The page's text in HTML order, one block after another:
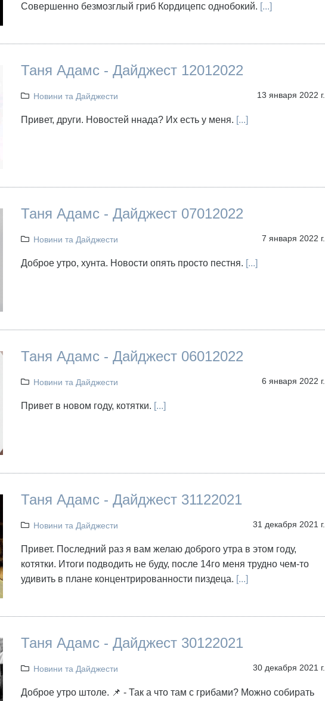
Совершенно безмозглый гриб Кордицепс однобокий. [...]
Таня Адамс - Дайджест 12012022
Новини та Дайджести 13 января 2022 г.
Привет, други. Новостей ннада? Их есть у меня. [...]
Таня Адамс - Дайджест 07012022
Новини та Дайджести 7 января 2022 г.
Доброе утро, хунта. Новости опять просто пестня. [...]
Таня Адамс - Дайджест 06012022
Новини та Дайджести 6 января 2022 г.
Привет в новом году, котятки. [...]
Таня Адамс - Дайджест 31122021
Новини та Дайджести 31 декабря 2021 г.
Привет. Последний раз я вам желаю доброго утра в этом году,
котятки. Итоги подводить не буду, после 14го меня трудно чем-то
удивить в плане концентрированности пиздеца. [...]
Таня Адамс - Дайджест 30122021
Новини та Дайджести 30 декабря 2021 г.
Доброе утро штоле. 📌 - Так а что там с грибами? Можно собирать